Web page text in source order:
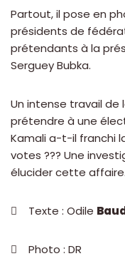
Partout, il pose en
présidents de
prétendants à la
Serguey Bubka.
Un intense travail de
prétendre à une
Kamali a-t-il franchi
votes ??? Une
élucider cette affaire.
 Texte : Odile
 Photo : DR